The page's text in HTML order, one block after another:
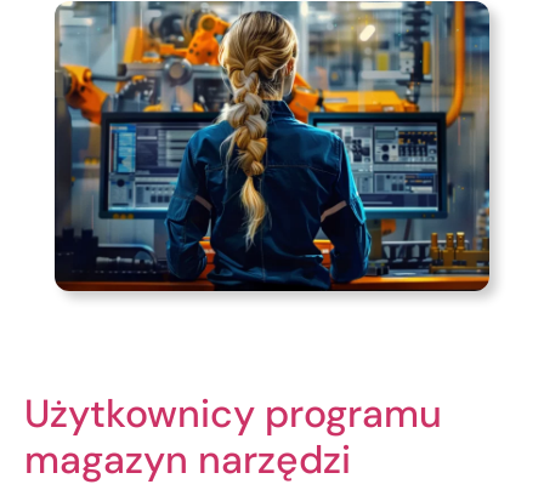
Użytkownicy programu
magazyn narzędzi